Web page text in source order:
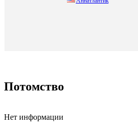
Потомство
Нет информации